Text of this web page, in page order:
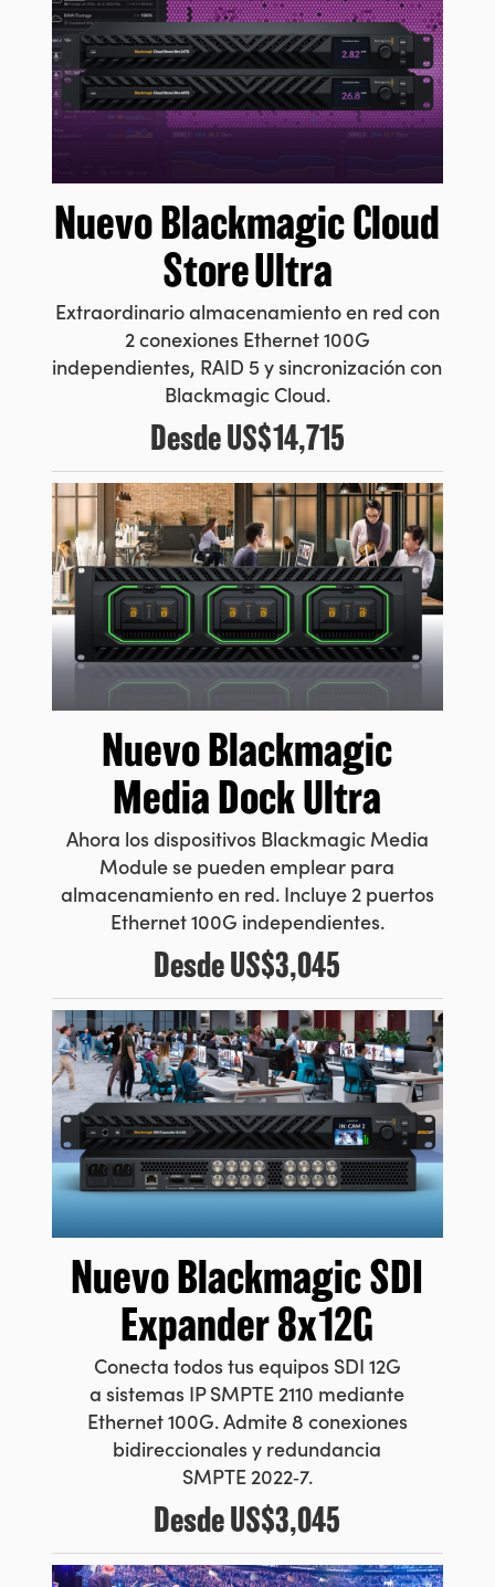
Nuevo BlackmagicCloud
Store Ultra
Extraordinario almacenamiento en red con
2 conexiones Ethernet 100G
independientes, RAID 5 y sincronización con
Blackmagic Cloud.
DesdeUS$14,715
Nuevo Blackmagic
Media Dock Ultra
Ahora los dispositivos Blackmagic Media
Module se pueden emplear para
almacenamiento en red. Incluye 2 puertos
Ethernet 100G independientes.
DesdeUS$3,045
Nuevo BlackmagicSDI
Expander 8x12G
Conecta todos tus equipos SDI 12G
a sistemas IP SMPTE 2110 mediante
Ethernet 100G. Admite 8 conexiones
bidireccionales y redundancia
SMPTE 2022‑7.
DesdeUS$3,045